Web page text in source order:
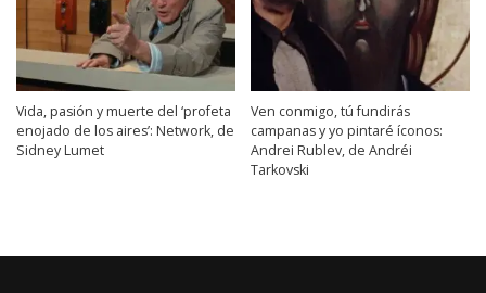
Vida, pasión y muerte del ‘profeta
enojado de los aires’: Network, de
Sidney Lumet
Ven conmigo, tú fundirás
campanas y yo pintaré íconos:
Andrei Rublev, de Andréi
Tarkovski